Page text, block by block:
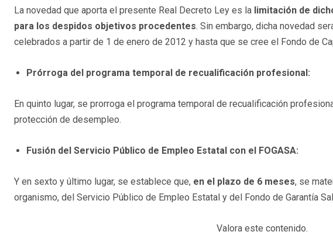
La novedad que aporta el presente Real Decreto Ley es la limitación de
para los despidos objetivos procedentes. Sin embargo, dicha novedad
celebrados a partir de 1 de enero de 2012 y hasta que se cree el Fondo de
Prórroga del programa temporal de recualificación profesional:
En quinto lugar, se prorroga el programa temporal de recualificación
protección de desempleo.
Fusión del Servicio Público de Empleo Estatal con el FOGASA:
Y en sexto y último lugar, se establece que, en el plazo de 6 meses, se
organismo, del Servicio Público de Empleo Estatal y del Fondo de Garantía
Valora este contenido.